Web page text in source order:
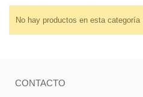
No hay productos en esta categoría
CONTACTO